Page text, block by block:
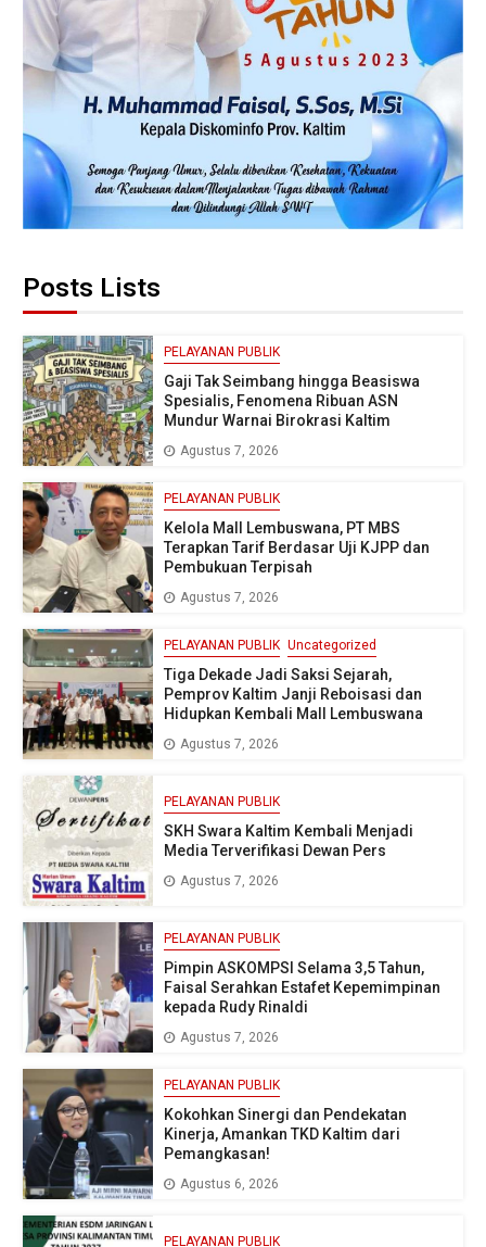
Posts Lists
PELAYANAN PUBLIK
Gaji Tak Seimbang hingga Beasiswa
Spesialis, Fenomena Ribuan ASN
Mundur Warnai Birokrasi Kaltim
Agustus 7, 2026
PELAYANAN PUBLIK
Kelola Mall Lembuswana, PT MBS
Terapkan Tarif Berdasar Uji KJPP dan
Pembukuan Terpisah
Agustus 7, 2026
PELAYANAN PUBLIK Uncategorized
Tiga Dekade Jadi Saksi Sejarah,
Pemprov Kaltim Janji Reboisasi dan
Hidupkan Kembali Mall Lembuswana
Agustus 7, 2026
PELAYANAN PUBLIK
SKH Swara Kaltim Kembali Menjadi
Media Terverifikasi Dewan Pers
Agustus 7, 2026
PELAYANAN PUBLIK
Pimpin ASKOMPSI Selama 3,5 Tahun,
Faisal Serahkan Estafet Kepemimpinan
kepada Rudy Rinaldi
Agustus 7, 2026
PELAYANAN PUBLIK
Kokohkan Sinergi dan Pendekatan
Kinerja, Amankan TKD Kaltim dari
Pemangkasan!
Agustus 6, 2026
PELAYANAN PUBLIK